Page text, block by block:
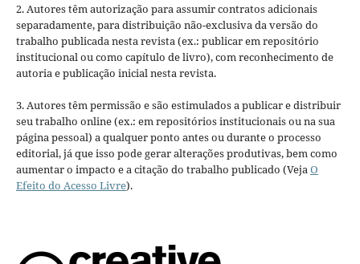
2. Autores têm autorização para assumir contratos adicionais
separadamente, para distribuição não-exclusiva da versão do
trabalho publicada nesta revista (ex.: publicar em repositório
institucional ou como capítulo de livro), com reconhecimento de
autoria e publicação inicial nesta revista.
3. Autores têm permissão e são estimulados a publicar e distribuir
seu trabalho online (ex.: em repositórios institucionais ou na sua
página pessoal) a qualquer ponto antes ou durante o processo
editorial, já que isso pode gerar alterações produtivas, bem como
aumentar o impacto e a citação do trabalho publicado (VejaO
Efeito do Acesso Livre).